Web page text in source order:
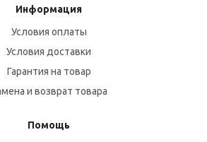
Информация
Условия оплаты
Условия доставки
Гарантия на товар
и возврат товара
Помощь